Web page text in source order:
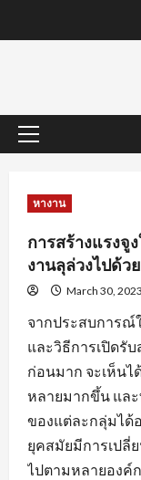
to
Primary
หางาน
การสร้างแรงจู
งานลุล่วงไปด้ว
March 30, 2023
จากประสบการณ์
และวิธีการเปิดรั
ก่อนมาก จะเห็น
หลายมากขึ้น แล
ของแต่ละกลุ่มได้
ยุคสมัยมีการเปลี่
ไปตามหลายองค์